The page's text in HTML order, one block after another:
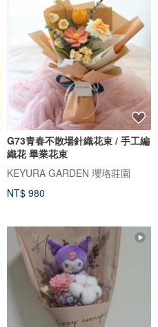
G73青春不散場針織花束 / 手工編
織花 畢業花束
KEYURA GARDEN 瓔珞莊園
NT$ 980